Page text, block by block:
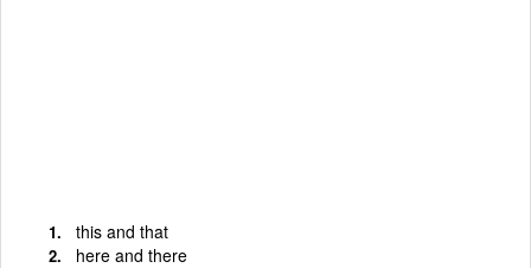
this and that
here and there